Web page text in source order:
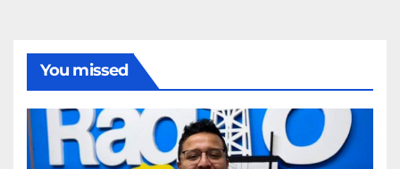
You missed